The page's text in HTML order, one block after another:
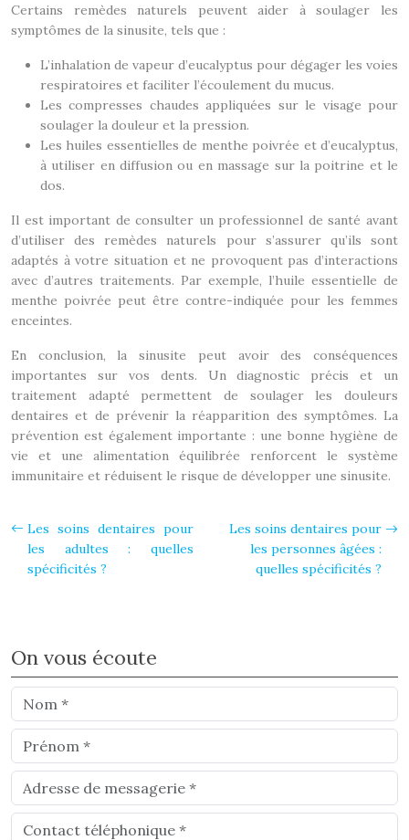
Certains remèdes naturels peuvent aider à soulager les
symptômes de la sinusite, tels que :
L’inhalation de vapeur d’eucalyptus pour dégager les voies
respiratoires et faciliter l’écoulement du mucus.
Les compresses chaudes appliquées sur le visage pour
soulager la douleur et la pression.
Les huiles essentielles de menthe poivrée et d’eucalyptus,
à utiliser en diffusion ou en massage sur la poitrine et le
dos.
Il est important de consulter un professionnel de santé avant
d’utiliser des remèdes naturels pour s’assurer qu’ils sont
adaptés à votre situation et ne provoquent pas d’interactions
avec d’autres traitements. Par exemple, l’huile essentielle de
menthe poivrée peut être contre-indiquée pour les femmes
enceintes.
En conclusion, la sinusite peut avoir des conséquences
importantes sur vos dents. Un diagnostic précis et un
traitement adapté permettent de soulager les douleurs
dentaires et de prévenir la réapparition des symptômes. La
prévention est également importante : une bonne hygiène de
vie et une alimentation équilibrée renforcent le système
immunitaire et réduisent le risque de développer une sinusite.
Les soins dentaires pour
les adultes : quelles
spécificités ?
Les soins dentaires pour
les personnes âgées :
quelles spécificités ?
On vous écoute